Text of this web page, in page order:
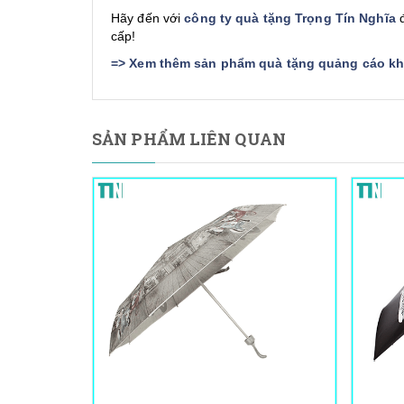
Hãy đến vớicông ty quà tặng Trọng Tín Nghĩa
cấp!
=>Xem thêm sản phẩm quà tặng quảng cáo
SẢN PHẨM LIÊN QUAN